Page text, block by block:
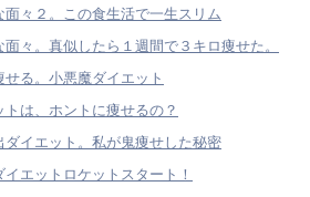
々２。この食生活で一生スリム
々。真似したら１週間で３キロ痩せた。
る。小悪魔ダイエット
は、ホントに痩せるの？
イエット。私が鬼痩せした秘密
エットロケットスタート！